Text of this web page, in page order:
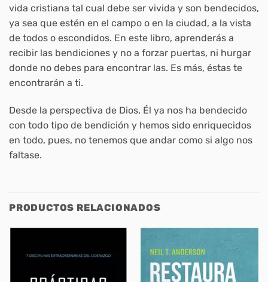
vida cristiana tal cual debe ser vivida y son bendecidos,
ya sea que estén en el campo o en la ciudad, a la vista
de todos o escondidos. En este libro, aprenderás a
recibir las bendiciones y no a forzar puertas, ni hurgar
donde no debes para encontrar las. Es más, éstas te
encontrarán a ti.
Desde la perspectiva de Dios, Él ya nos ha bendecido
con todo tipo de bendición y hemos sido enriquecidos
en todo, pues, no tenemos que andar como si algo nos
faltase.
PRODUCTOS RELACIONADOS